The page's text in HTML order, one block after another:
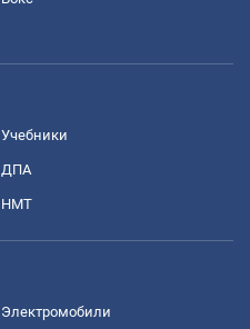
Учебники
ДПА
НМТ
Электромобили